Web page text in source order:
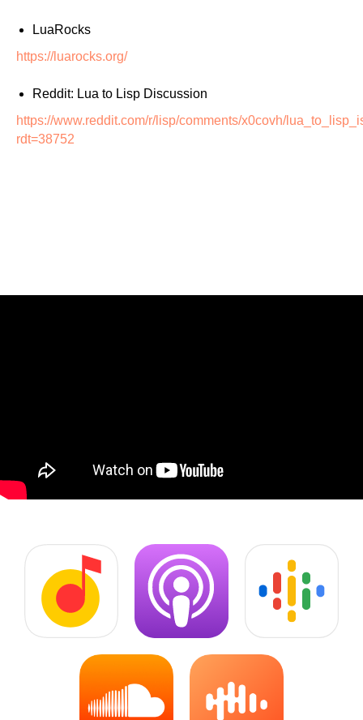
LuaRocks
https://luarocks.org/
Reddit: Lua to Lisp Discussion
https://www.reddit.com/r/lisp/comments/x0covh/
rdt=38752